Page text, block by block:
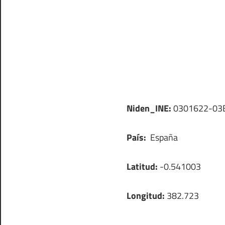
Niden_INE:0301622-
País: España
Latitud: -0.541003
Longitud: 382.723